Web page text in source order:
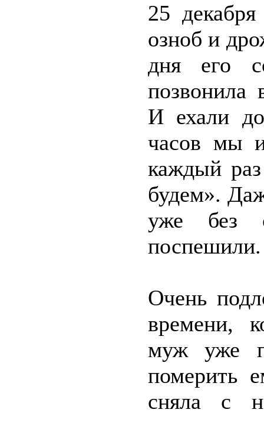
25
озноб и
дня его
позвонила
И ехали
часов мы
каждый
будем».
уже без
поспешили.
Очень
времени,
муж уже
померить
сняла с